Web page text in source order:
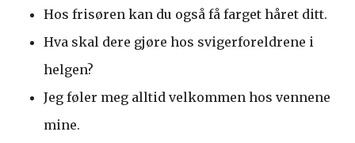
Hos frisøren kan du også få farget håret ditt.
Hva skal dere gjøre hos svigerforeldrene i
helgen?
Jeg føler meg alltid velkommen hos vennene
mine.